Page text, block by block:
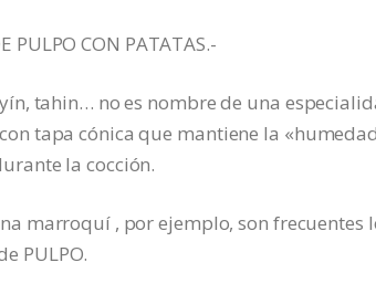
PULPO CON PATATAS.-
tahin… no es nombre de una
tapa cónica que mantiene la
la cocción.
marroquí , por ejemplo, son
PULPO.